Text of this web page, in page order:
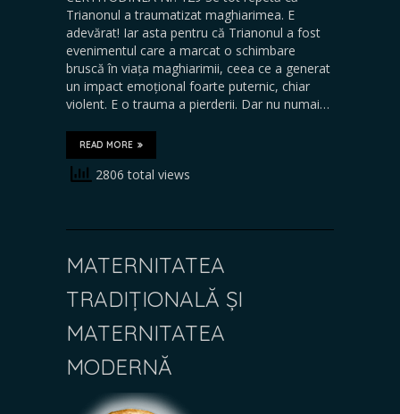
Trianonul a traumatizat maghiarimea. E
adevărat! Iar asta pentru că Trianonul a fost
evenimentul care a marcat o schimbare
bruscă în viața maghiarimii, ceea ce a generat
un impact emoțional foarte puternic, chiar
violent. E o trauma a pierderii. Dar nu numai…
READ MORE
2806 total views
MATERNITATEA
TRADIȚIONALĂ ȘI
MATERNITATEA
MODERNĂ